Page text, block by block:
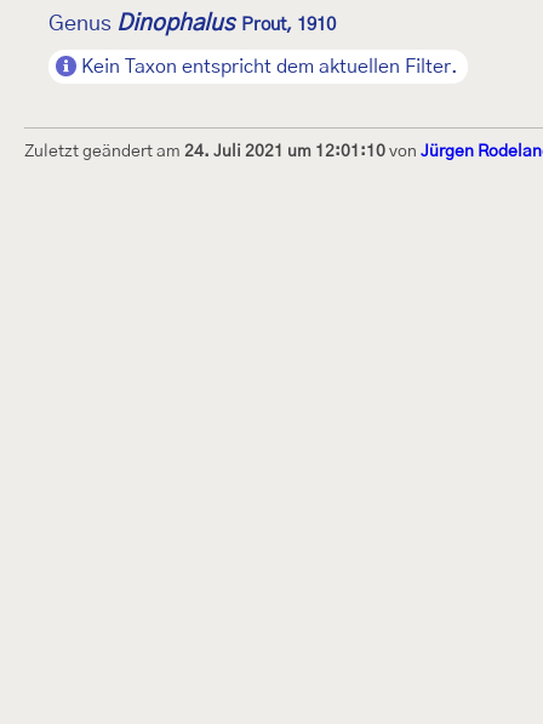
Genus Dinophalus Prout, 1910
Kein Taxon entspricht dem aktuellen Filter.
Zuletzt geändert am 24. Juli 2021 um 12:01:10 von Jürgen